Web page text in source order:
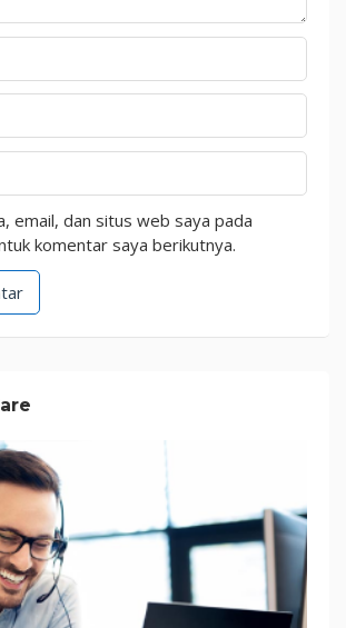
email, dan situs web saya pada
komentar saya berikutnya.